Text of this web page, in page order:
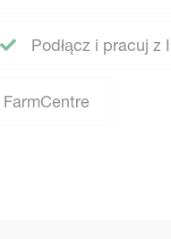
Podłącz i pracuj z